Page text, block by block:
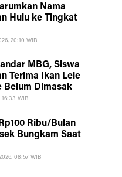
Nama
Hulu ke Tingkat
20:10 WIB
MBG, Siswa
Terima Ikan Lele
Belum Dimasak
16:33 WIB
Ribu/Bulan
Bungkam Saat
08:57 WIB